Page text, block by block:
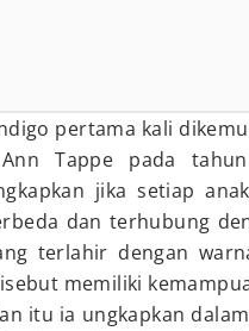
pertama kali
Tappe pada
jika setiap
dan terhubung
terlahir dengan
memiliki
itu ia ungkapkan